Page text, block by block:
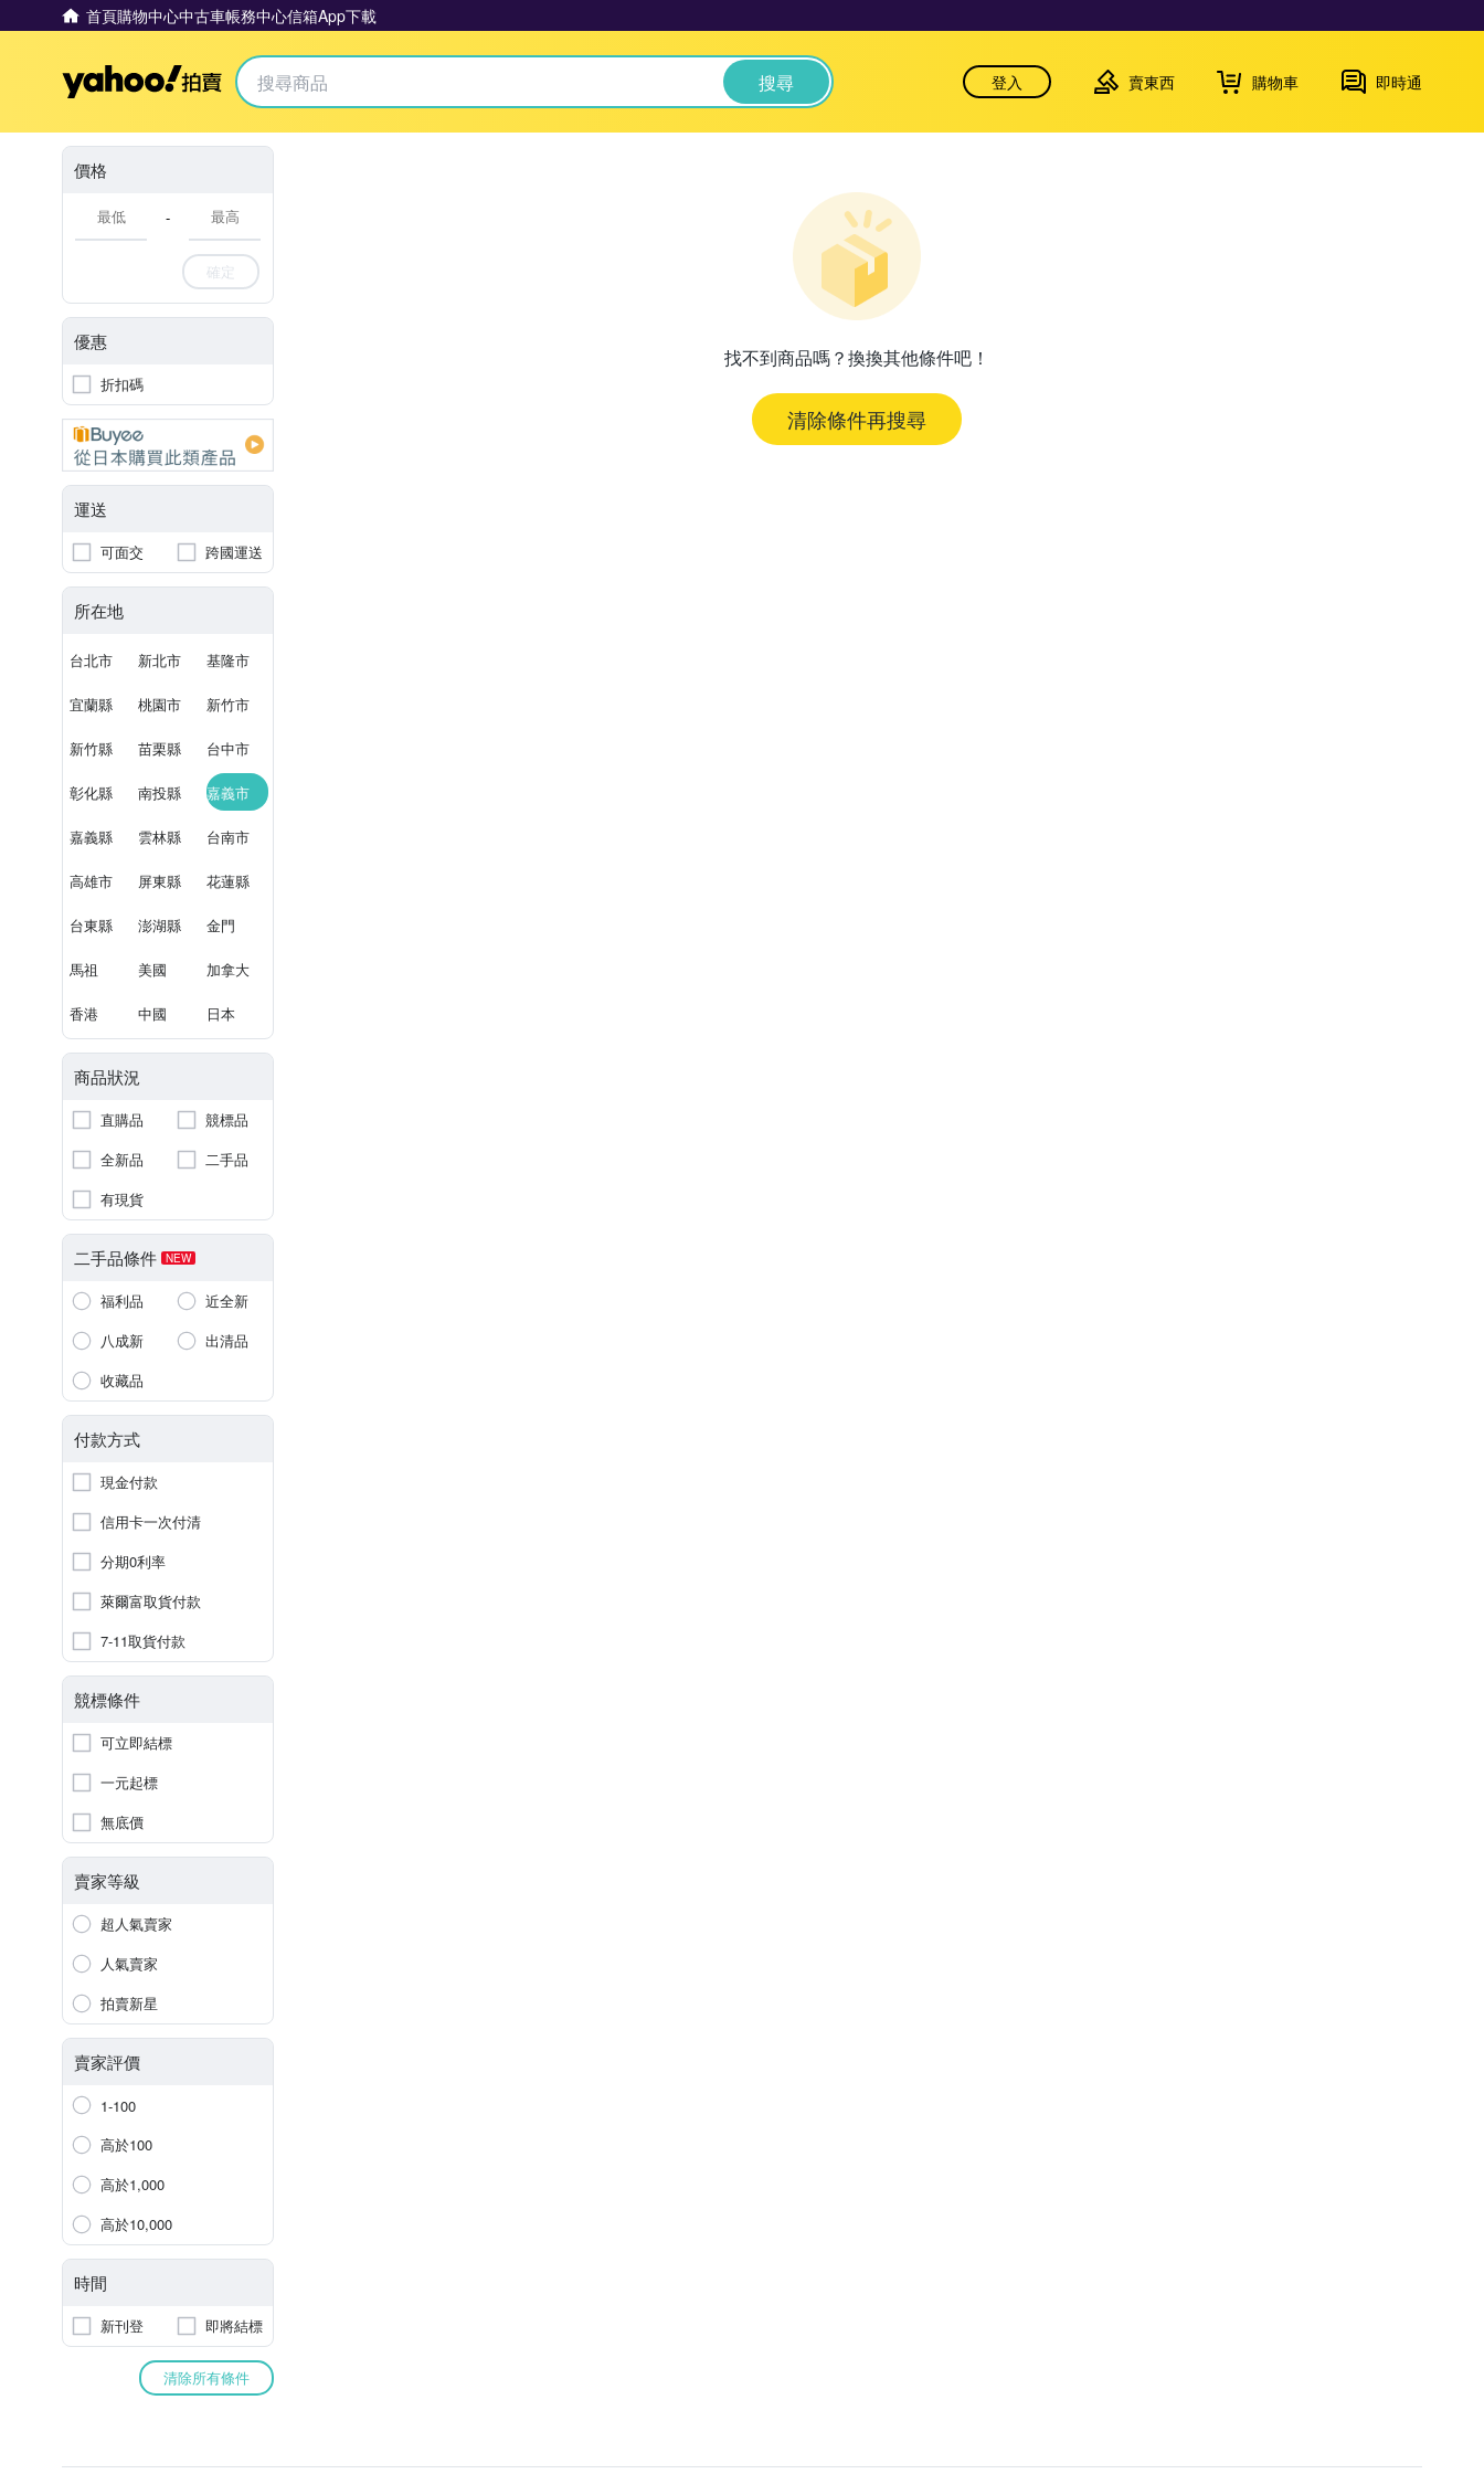
首頁購物中心中古車帳務中心信箱App下載
Yahoo拍賣 搜尋 登入 賣東西 購物車 即時通
價格
-
確定
優惠
折扣碼
運送
可面交 跨國運送
所在地
台北市 新北市 基隆市
宜蘭縣 桃園市 新竹市
新竹縣 苗栗縣 台中市
彰化縣 南投縣 嘉義市
嘉義縣 雲林縣 台南市
高雄市 屏東縣 花蓮縣
台東縣 澎湖縣 金門
馬祖 美國 加拿大
香港 中國 日本
商品狀況
直購品
競標品
全新品
二手品
有現貨
二手品條件 NEW
福利品
近全新
八成新
出清品
收藏品
付款方式
現金付款
信用卡一次付清
分期0利率
萊爾富取貨付款
7-11取貨付款
競標條件
可立即結標
一元起標
無底價
賣家等級
超人氣賣家
人氣賣家
拍賣新星
賣家評價
1-100
高於100
高於1,000
高於10,000
時間
新刊登 即將結標
清除所有條件
找不到商品嗎？換換其他條件吧！
清除條件再搜尋